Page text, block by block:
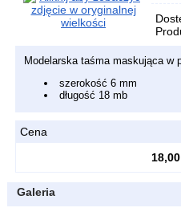
Modelarska taśma maskująca w
szerokość 6 mm
długość 18 mb
Cena
18,00
Galeria